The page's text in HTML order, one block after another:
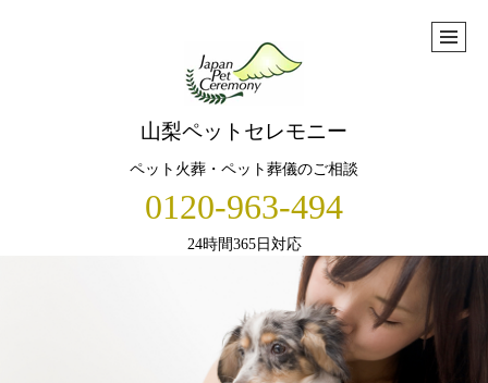
山梨ペットセレモニー
ペット火葬・ペット葬儀のご相談
0120-963-494
24時間365日対応